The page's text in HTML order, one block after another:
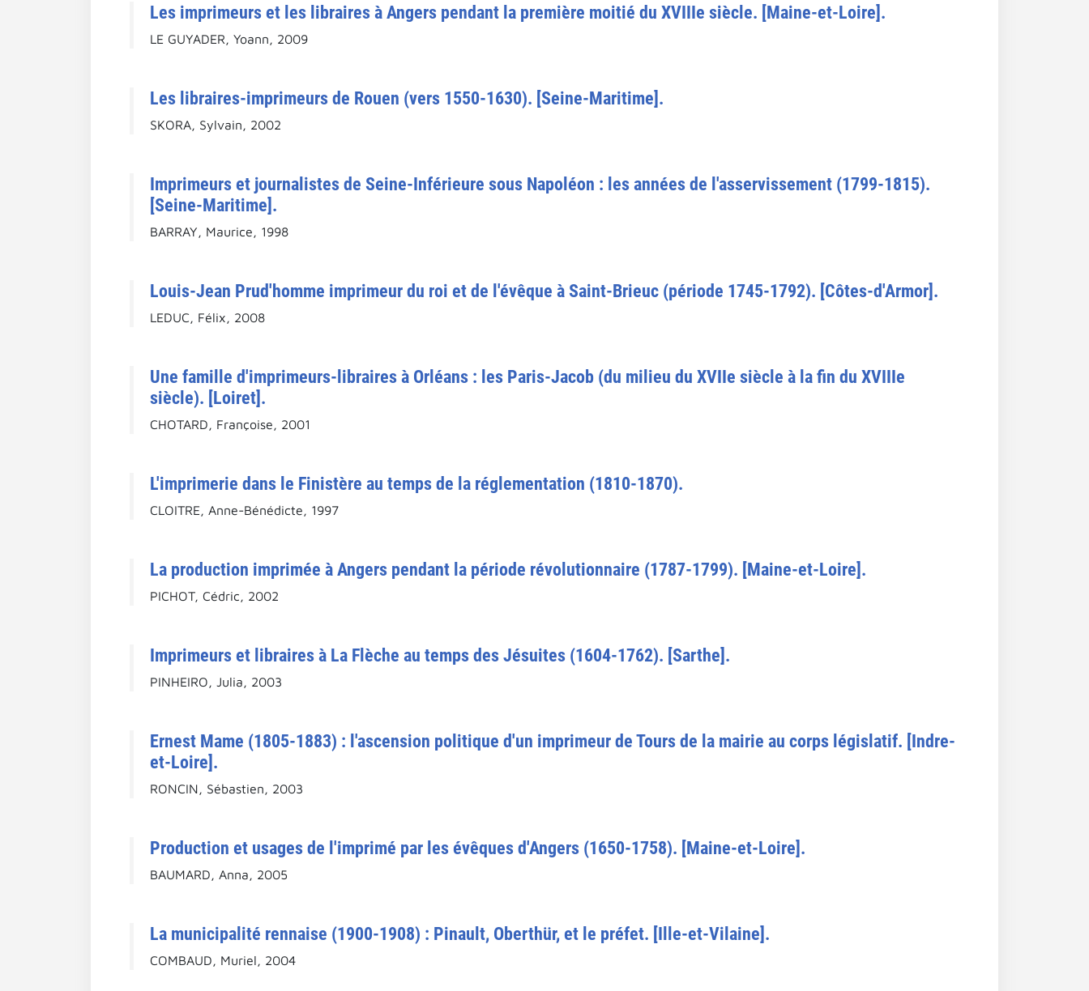
Les imprimeurs et les libraires à Angers pendant la première moitié du XVIIIe siècle. [Maine-et-Loire].
LE GUYADER, Yoann, 2009
Les libraires-imprimeurs de Rouen (vers 1550-1630). [Seine-Maritime].
SKORA, Sylvain, 2002
Imprimeurs et journalistes de Seine-Inférieure sous Napoléon : les années de l'asservissement (1799-1815).
[Seine-Maritime].
BARRAY, Maurice, 1998
Louis-Jean Prud'homme imprimeur du roi et de l'évêque à Saint-Brieuc (période 1745-1792). [Côtes-d'Armor].
LEDUC, Félix, 2008
Une famille d'imprimeurs-libraires à Orléans : les Paris-Jacob (du milieu du XVIIe siècle à la fin du XVIIIe
siècle). [Loiret].
CHOTARD, Françoise, 2001
L'imprimerie dans le Finistère au temps de la réglementation (1810-1870).
CLOITRE, Anne-Bénédicte, 1997
La production imprimée à Angers pendant la période révolutionnaire (1787-1799). [Maine-et-Loire].
PICHOT, Cédric, 2002
Imprimeurs et libraires à La Flèche au temps des Jésuites (1604-1762). [Sarthe].
PINHEIRO, Julia, 2003
Ernest Mame (1805-1883) : l'ascension politique d'un imprimeur de Tours de la mairie au corps législatif. [Indre-
et-Loire].
RONCIN, Sébastien, 2003
Production et usages de l'imprimé par les évêques d'Angers (1650-1758). [Maine-et-Loire].
BAUMARD, Anna, 2005
La municipalité rennaise (1900-1908) : Pinault, Oberthür, et le préfet. [Ille-et-Vilaine].
COMBAUD, Muriel, 2004